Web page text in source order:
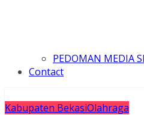
PEDOMAN MEDIA
Contact
Kabupaten BekasiOlahraga